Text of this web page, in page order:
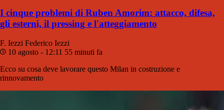
I cinque problemi di Ruben Amorim: attacco, difesa,
gli esterni, il pressing e l'atteggiamento
F. Iezzi Federico Iezzi
10 agosto - 12:11 55 minuti fa
Ecco su cosa deve lavorare questo Milan in costruzione e
rinnovamento